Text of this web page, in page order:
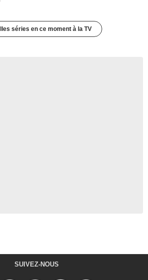
séries en ce moment à la TV
SUIVEZ-NOUS